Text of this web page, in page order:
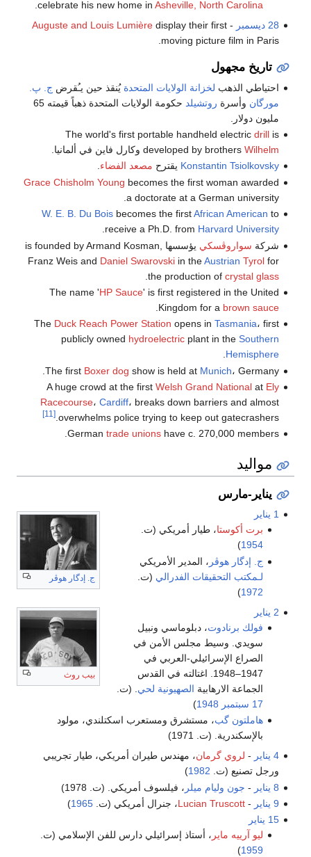
celebrate his new home inAsheville, North Carolina
.
28 ديسمبر
-
Auguste and Louis Lumièredisplay their first
moving picture film in Paris.
تاريخ مجهول
احتياطي الذهب لخزانة الولايات المتحدة يُنقذ حين يـُقرض ج. پ.
مورگان وأسرة روتشيلد
حكومة الولايات المتحدة ذهباً قيمته 65
مليون دولار.
The world's first portable handheld electric drillis
developed by brothers Wilhelm
وكارل فاين في ألمانيا.
Konstantin Tsiolkovsky يقترح مصعد الفضاء.
Grace Chisholm Young becomes the first woman awarded
a doctorate at a German university.
W. E. B. Du Boisbecomes the firstAfrican American to
receive a Ph.D. from Harvard University
شركة سواروڤسكي
يؤسسها is founded by Armand Kosman,
Franz Weis and Daniel Swarovskiin theAustrian Tyrolfor
the production of crystal glass
The name 'HP Sauce' is first registered in the United
Kingdom for a brown sauce
The Duck Reach Power Station opens in Tasmania، first
publicly owned hydroelectricplant in the Southern
Hemisphere
.
The first Boxer dog show is held at Munich، Germany.
A huge crowd at the first Welsh Grand Nationalat Ely
Racecourse، Cardiff، breaks down barriers and almost
overwhelms police trying to keep out gatecrashers.
[11]
German trade unionshave c. 270,000 members.
مواليد
يناير-مارس
ج. إدگار هوڤر
بيب روث
1 يناير
برت أكوستا، طيار أمريكي (ت.
1954
)
ج. إدگار هوڤر ، المدير الأمريكي
لـمكتب التحقيقات الفدرالي (ت.
1972
)
2 يناير
فولك برنادوت، دبلوماسي ونبيل
سويدي. وسيط مجلس الأمن في
الصراع الإسرائيلي-العربي في
1947–1948. اغتالته في القدس
الجماعة الارهابية الصهيونية لحي . (ت.
17 سبتمبر
1948
)
هاملتون گب، مستشرق ومستعرب اسكتلندي، مولود
بالإسكندرية. (ت. 1971)
4 يناير
- لروي گرمان، مهندس طيران أمريكي، طيار تجريبي
ورجل تصنيع (ت. 1982
)
8 يناير
- جون وليام ميلر ، فيلسوف أمريكي. (ت. 1978)
9 يناير
-
Lucian Truscott، جنرال أمريكي (ت.1965
)
15 يناير
ليو آرييه ماير ، أستاذ إسرائيلي دارس للفن الإسلامي (ت.
1959
)